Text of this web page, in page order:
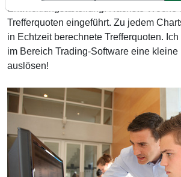
Entwicklungsabteilung! Nächste Woche
Trefferquoten eingeführt. Zu jedem
in Echtzeit berechnete Trefferquoten.
im Bereich Trading-Software eine kleine
auslösen!